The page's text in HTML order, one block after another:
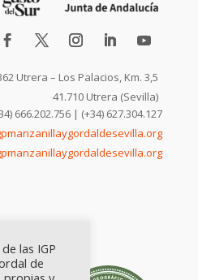
Utrera – Los Palacios, Km. 3,5
41.710 Utrera (Sevilla)
666.202.756 | (+34) 627.304.127
las IGP
de